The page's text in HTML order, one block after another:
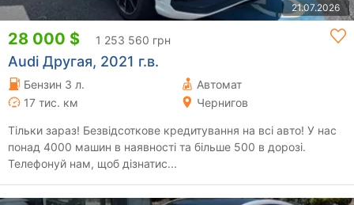
21.07.2026
28 000 $ 1 253 560 грн
Audi Другая, 2021 г.в.
Бензин 3 л.
Автомат
17 тис. км
Чернигов
Тільки зараз! Безвідсоткове кредитування на всі авто! У нас
понад 4000 машин в наявності та більше 500 в дорозі.
Телефонуй нам, щоб дізнатис...